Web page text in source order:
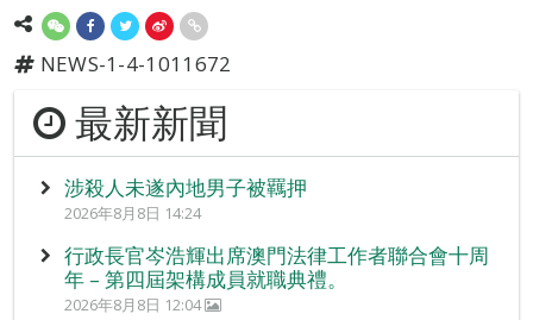
NEWS-1-4-1011672
最新新聞
涉殺人未遂內地男子被羈押
2026年8月8日 14:24
行政長官岑浩輝出席澳門法律工作者聯合會十周
年 – 第四屆架構成員就職典禮。
2026年8月8日 12:04